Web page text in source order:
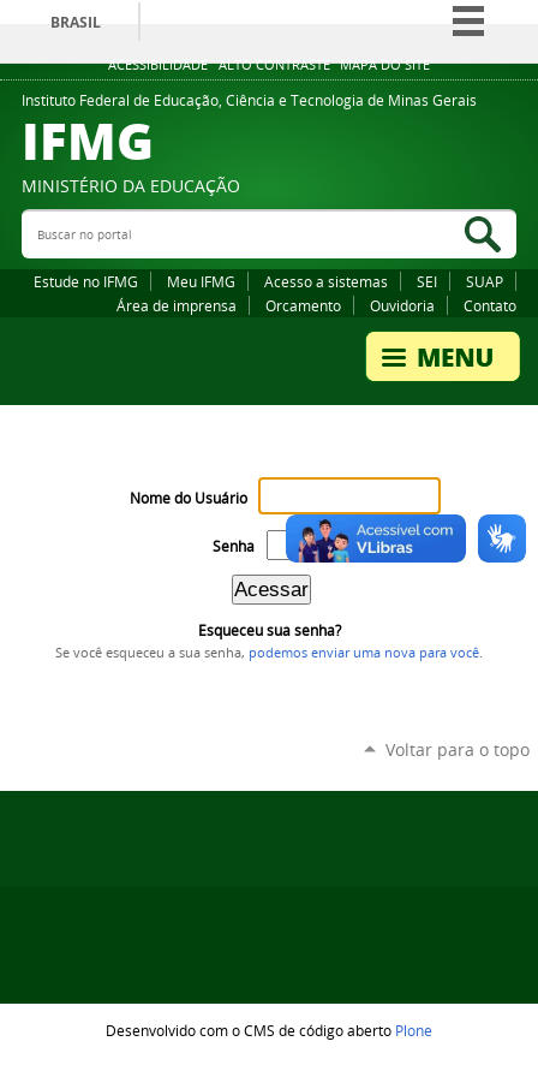
ACESSIBILIDADE ALTO CONTRASTE MAPA DO SITE
BRASIL
Simplifique!
Comunica BR
Legislação
Instituto Federal de Educação, Ciência e Tecnologia de Minas Gerais
IFMG
MINISTÉRIO DA EDUCAÇÃO
Buscar no portal
Estude no IFMG Meu IFMG Acesso a sistemas SEI
SUAP
Área de imprensa
Orcamento Ouvidoria Contato
Nome do Usuário
Senha
Esqueceu sua senha?
Se você esqueceu a sua senha, podemos enviar uma nova para você
Voltar para o topo
Desenvolvido com o CMS de código aberto Plone